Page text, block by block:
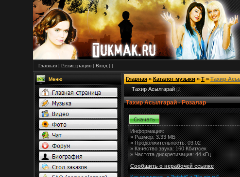
Главная | Регистрация | Вход | |
Меню Главная»Каталог музыки»Т» Тахир
Тахир Асылгарай [2]
Тахир Асылгарай - Розалар
Информация:
»Размер:3.33 МБ
» Продолжительность: 03:02
» Качество звука: 160 Кбит/сек
» Частота дискретизация: 44 кГц
Сообщить о нерабочей ссылке